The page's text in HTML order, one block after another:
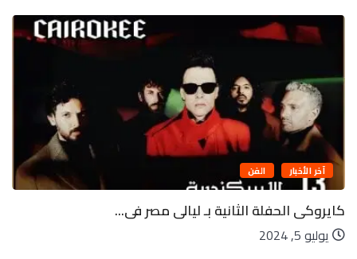
آخر الأخبار الفن
كايروكى الحفلة الثانية بـ ليالى مصر فى...
يوليو 5, 2024